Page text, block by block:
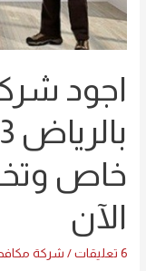
اجود
خاص
الآن
6 تعليقات / شركة
وتخفيضات
اتصل
الآن